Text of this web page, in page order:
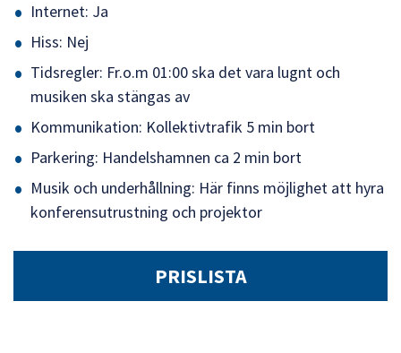
Internet: Ja
Hiss: Nej
Tidsregler: Fr.o.m 01:00 ska det vara lugnt och
musiken ska stängas av
Kommunikation: Kollektivtrafik 5 min bort
Parkering: Handelshamnen ca 2 min bort
Musik och underhållning: Här finns möjlighet att hyra
konferensutrustning och projektor
PRISLISTA